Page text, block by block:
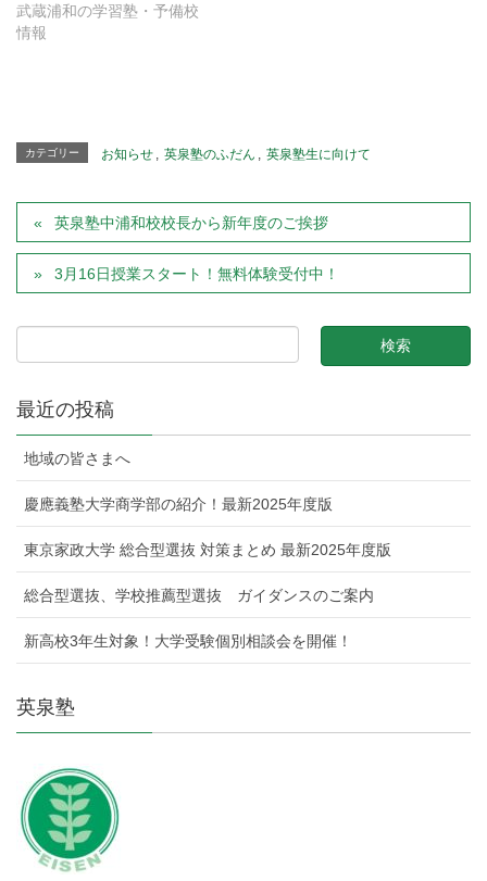
武蔵浦和の学習塾・予備校
情報
カテゴリー お知らせ 英泉塾のふだん 英泉塾生に向けて
英泉塾中浦和校校長から新年度のご挨拶
3月16日授業スタート！無料体験受付中！
最近の投稿
地域の皆さまへ
慶應義塾大学商学部の紹介！最新2025年度版
東京家政大学 総合型選抜 対策まとめ 最新2025年度版
総合型選抜、学校推薦型選抜 ガイダンスのご案内
新高校3年生対象！大学受験個別相談会を開催！
英泉塾